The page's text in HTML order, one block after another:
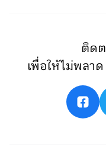
ติด
เพื่อให้ไม่พลา